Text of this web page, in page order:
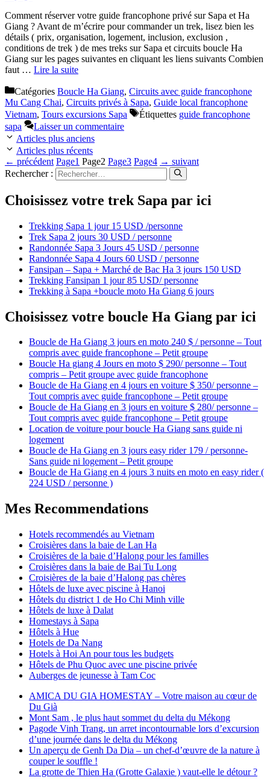
Comment réserver votre guide francophone privé sur Sapa et Ha
Giang ? Avant de m’écrire pour commander un trek, lisez bien les
détails ( prix, organisation, logement, inclusion, exclusion ,
conditions de trek ) de mes treks sur Sapa et circuits boucle Ha
Giang sur les pages suivantes en cliquant les liens suivants Combien
faut … Lire la suite
Catégories Boucle Ha Giang, Circuits avec guide francophone
Mu Cang Chai, Circuits privés à Sapa, Guide local francophone
Vietnam, Tours excursions Sapa Étiquettes guide francophone
sapa
Laisser un commentaire
Articles plus anciens
Articles plus récents
← précédent Page1 Page2 Page3 Page4 → suivant
Rechercher :
Choisissez votre trek Sapa par ici
Trekking Sapa 1 jour 15 USD /personne
Trek Sapa 2 jours 30 USD / personne
Randonnée Sapa 3 Jours 45 USD / personne
Randonnée Sapa 4 Jours 60 USD / personne
Fansipan – Sapa + Marché de Bac Ha 3 jours 150 USD
Trekking Fansipan 1 jour 85 USD/ personne
Trekking à Sapa +boucle moto Ha Giang 6 jours
Choisissez votre boucle Ha Giang par ici
Boucle de Ha Giang 3 jours en moto 240 $ / personne – Tout
compris avec guide francophone – Petit groupe
Boucle Ha giang 4 Jours en moto $ 290/ personne – Tout
compris – Petit groupe avec guide francophone
Boucle de Ha Giang en 4 jours en voiture $ 350/ personne –
Tout compris avec guide francophone – Petit groupe
Boucle de Ha Giang en 3 jours en voiture $ 280/ personne –
Tout compris avec guide francophone – Petit groupe
Location de voiture pour boucle Ha Giang sans guide ni
logement
Boucle de Ha Giang en 3 jours easy rider 179 / personne-
Sans guide ni logement – Petit groupe
Boucle de Ha Giang en 4 jours 3 nuits en moto en easy rider (
224 USD / personne )
Mes Recommendations
Hotels recommendés au Vietnam
Croisières dans la baie de Lan Ha
Croisières de la baie d’Halong pour les familles
Croisières dans la baie de Bai Tu Long
Croisières de la baie d’Halong pas chères
Hôtels de luxe avec piscine à Hanoi
Hôtels du district 1 de Ho Chi Minh ville
Hôtels de luxe à Dalat
Homestays à Sapa
Hôtels à Hue
Hotels de Da Nang
Hotels à Hoi An pour tous les budgets
Hôtels de Phu Quoc avec une piscine privée
Auberges de jeunesse à Tam Coc
AMICA DU GIA HOMESTAY – Votre maison au cœur de
Du Già
Mont Sam , le plus haut sommet du delta du Mékong
Pagode Vinh Trang, un arret incontournable lors d’excursion
d’une journée dans le delta du Mékong
Un aperçu de Genh Da Dia – un chef-d’œuvre de la nature à
couper le souffle !
La grotte de Thien Ha (Grotte Galaxie ) vaut-elle le détour ?